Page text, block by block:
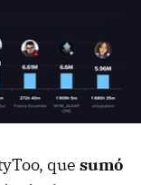
que sumó